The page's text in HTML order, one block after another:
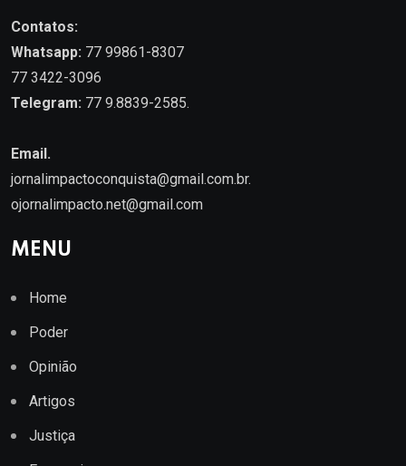
Contatos:
Whatsapp: 77 99861-8307
77 3422-3096
Telegram: 77 9.8839-2585.
Email.
jornalimpactoconquista@gmail.com.br.
ojornalimpacto.net@gmail.com
MENU
Home
Poder
Opinião
Artigos
Justiça